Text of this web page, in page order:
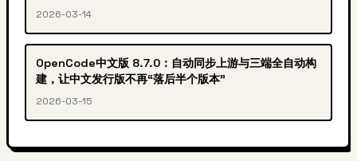
2026-03-14
OpenCode中文版 8.7.0：自动同步上游与三端全自动构
建，让中文发行版不再“落后半个版本”
2026-03-15